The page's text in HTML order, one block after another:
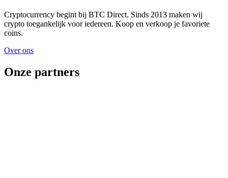
Cryptocurrency begint bij BTC Direct. Sinds 2013 maken wij
crypto toegankelijk voor iedereen. Koop en verkoop je favoriete
coins.
Over ons
Onze partners